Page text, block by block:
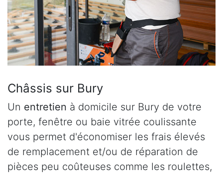
Châssis sur Bury
Un entretien à domicile sur Bury de votre
porte, fenêtre ou baie vitrée coulissante
vous permet d'économiser les frais élevés
de remplacement et/ou de réparation de
pièces peu coûteuses comme les roulettes,